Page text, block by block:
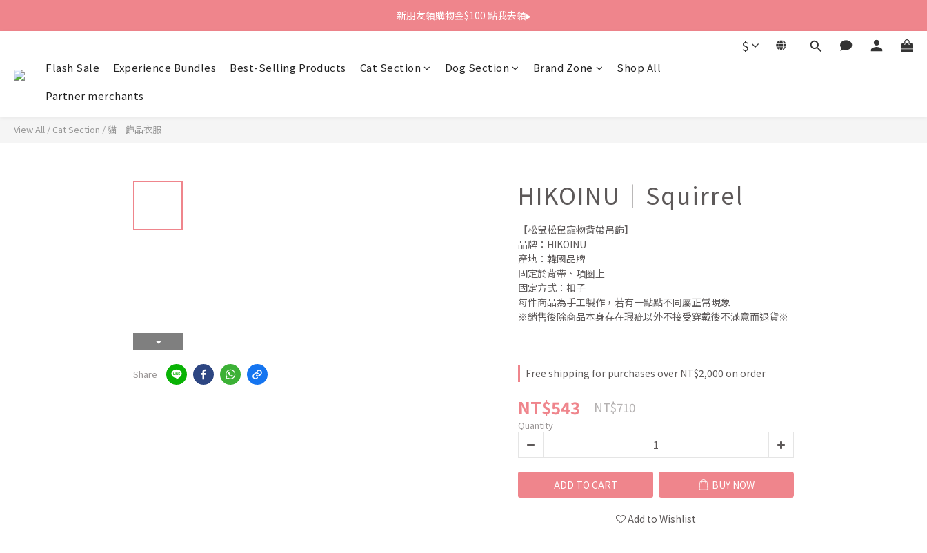
新朋友領購物金$100 點我去領▸
新朋友領購物金$100 點我去領▸
新朋友領購物金$100 點我去領▸
$
Flash Sale Experience Bundles Best-Selling Products Cat Section Dog Section Brand Zone
Shop All
Partner merchants
View All / Cat Section /貓｜飾品衣服
Share
HIKOINU｜Squirrel
【松鼠松鼠寵物背帶吊飾】
品牌：HIKOINU
產地：韓國品牌
固定於背帶、項圈上
固定方式：扣子
每件商品為手工製作，若有一點點不同屬正常現象
※銷售後除商品本身存在瑕疵以外不接受穿戴後不滿意而退貨※
Free shipping for purchases over NT$2,000 on order
NT$543 NT$710
Quantity
ADD TO CART BUY NOW
Add to Wishlist